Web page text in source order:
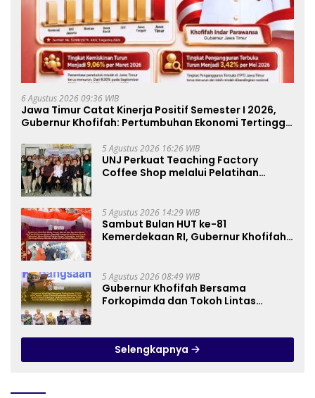
6 Agustus 2026 09:36 WIB
Jawa Timur Catat Kinerja Positif Semester I 2026,
Gubernur Khofifah: Pertumbuhan Ekonomi Tertinggi
5 Agustus 2026 16:26 WIB
UNJ Perkuat Teaching Factory
Coffee Shop melalui Pelatihan
5 Agustus 2026 14:29 WIB
Sambut Bulan HUT ke-81
Kemerdekaan RI, Gubernur Khofifah
Merah Putih Bagi Masyarakat
5 Agustus 2026 08:49 WIB
Gubernur Khofifah Bersama
Forkopimda dan Tokoh Lintas
Semangat Kebangsaan
Selengkapnya